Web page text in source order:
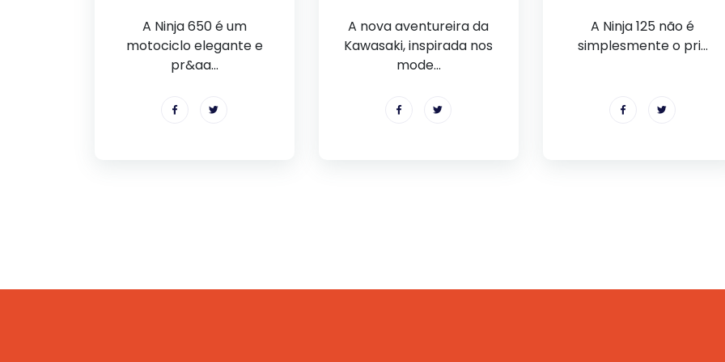
A Ninja 650 é um
motociclo elegante e
pr&aa...
A nova aventureira da
Kawasaki, inspirada nos
mode...
A Ninja 125 não é
simplesmente o pri...